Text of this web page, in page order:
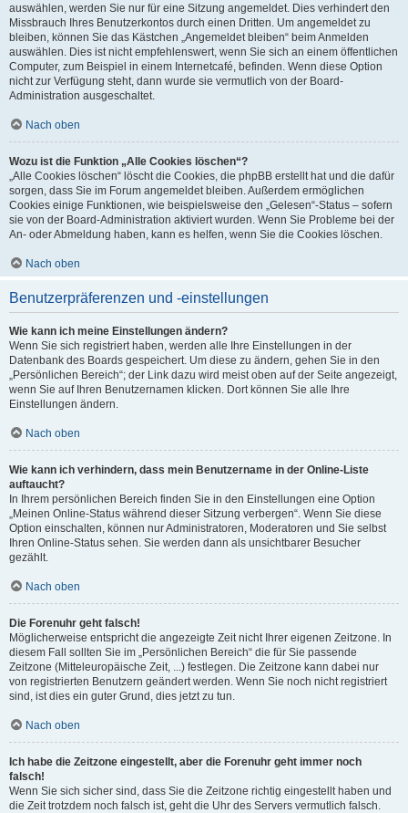
auswählen, werden Sie nur für eine Sitzung angemeldet. Dies verhindert den
Missbrauch Ihres Benutzerkontos durch einen Dritten. Um angemeldet zu
bleiben, können Sie das Kästchen „Angemeldet bleiben“ beim Anmelden
auswählen. Dies ist nicht empfehlenswert, wenn Sie sich an einem öffentlichen
Computer, zum Beispiel in einem Internetcafé, befinden. Wenn diese Option
nicht zur Verfügung steht, dann wurde sie vermutlich von der Board-
Administration ausgeschaltet.
Nach oben
Wozu ist die Funktion „Alle Cookies löschen“?
„Alle Cookies löschen“ löscht die Cookies, die phpBB erstellt hat und die dafür
sorgen, dass Sie im Forum angemeldet bleiben. Außerdem ermöglichen
Cookies einige Funktionen, wie beispielsweise den „Gelesen“-Status – sofern
sie von der Board-Administration aktiviert wurden. Wenn Sie Probleme bei der
An- oder Abmeldung haben, kann es helfen, wenn Sie die Cookies löschen.
Nach oben
Benutzerpräferenzen und -einstellungen
Wie kann ich meine Einstellungen ändern?
Wenn Sie sich registriert haben, werden alle Ihre Einstellungen in der
Datenbank des Boards gespeichert. Um diese zu ändern, gehen Sie in den
„Persönlichen Bereich“; der Link dazu wird meist oben auf der Seite angezeigt,
wenn Sie auf Ihren Benutzernamen klicken. Dort können Sie alle Ihre
Einstellungen ändern.
Nach oben
Wie kann ich verhindern, dass mein Benutzername in der Online-Liste
auftaucht?
In Ihrem persönlichen Bereich finden Sie in den Einstellungen eine Option
„Meinen Online-Status während dieser Sitzung verbergen“. Wenn Sie diese
Option einschalten, können nur Administratoren, Moderatoren und Sie selbst
Ihren Online-Status sehen. Sie werden dann als unsichtbarer Besucher
gezählt.
Nach oben
Die Forenuhr geht falsch!
Möglicherweise entspricht die angezeigte Zeit nicht Ihrer eigenen Zeitzone. In
diesem Fall sollten Sie im „Persönlichen Bereich“ die für Sie passende
Zeitzone (Mitteleuropäische Zeit, ...) festlegen. Die Zeitzone kann dabei nur
von registrierten Benutzern geändert werden. Wenn Sie noch nicht registriert
sind, ist dies ein guter Grund, dies jetzt zu tun.
Nach oben
Ich habe die Zeitzone eingestellt, aber die Forenuhr geht immer noch
falsch!
Wenn Sie sich sicher sind, dass Sie die Zeitzone richtig eingestellt haben und
die Zeit trotzdem noch falsch ist, geht die Uhr des Servers vermutlich falsch.